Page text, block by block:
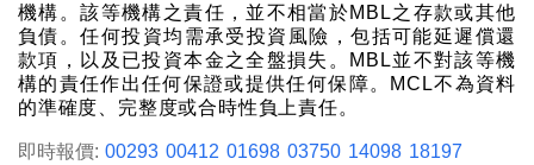
機構。該等機構之責任，並不相當於MBL之存款或其他
負債。任何投資均需承受投資風險，包括可能延遲償還
款項，以及已投資本金之全盤損失。MBL並不對該等機
構的責任作出任何保證或提供任何保障。MCL不為資料
的準確度、完整度或合時性負上責任。
即時報價: 00293 00412 01698 03750 14098 18197